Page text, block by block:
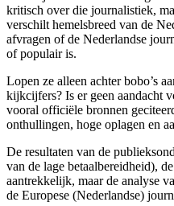
kritisch over die journalistiek,
verschilt hemelsbreed van de
afvragen of de Nederlandse
of populair is.
Lopen ze alleen achter bobo’s
kijkcijfers? Is er geen aandacht
vooral officiële bronnen
onthullingen, hoge oplagen en
De resultaten van de
van de lage betaalbereidheid),
aantrekkelijk, maar de analyse
de Europese (Nederlandse)